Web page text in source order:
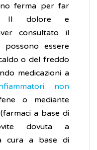
ferma per far
Il dolore e
consultato il
essere
o del freddo
medicazioni a
non
o mediante
a base di
dovuta a
cura a base di